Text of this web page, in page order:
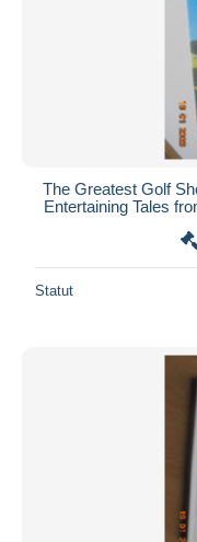
The Greatest Golf
Entertaining Tales
Statut